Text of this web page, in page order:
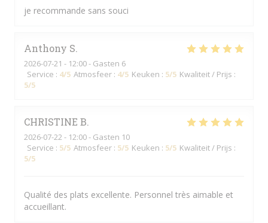
je recommande sans souci
Anthony S
2026-07-21 - 12:00 - Gasten 6
Service : 4/5 Atmosfeer : 4/5 Keuken : 5/5 Kwaliteit / Prijs :
5/5
CHRISTINE B
2026-07-22 - 12:00 - Gasten 10
Service : 5/5 Atmosfeer : 5/5 Keuken : 5/5 Kwaliteit / Prijs :
5/5
Qualité des plats excellente. Personnel très aimable et
accueillant.